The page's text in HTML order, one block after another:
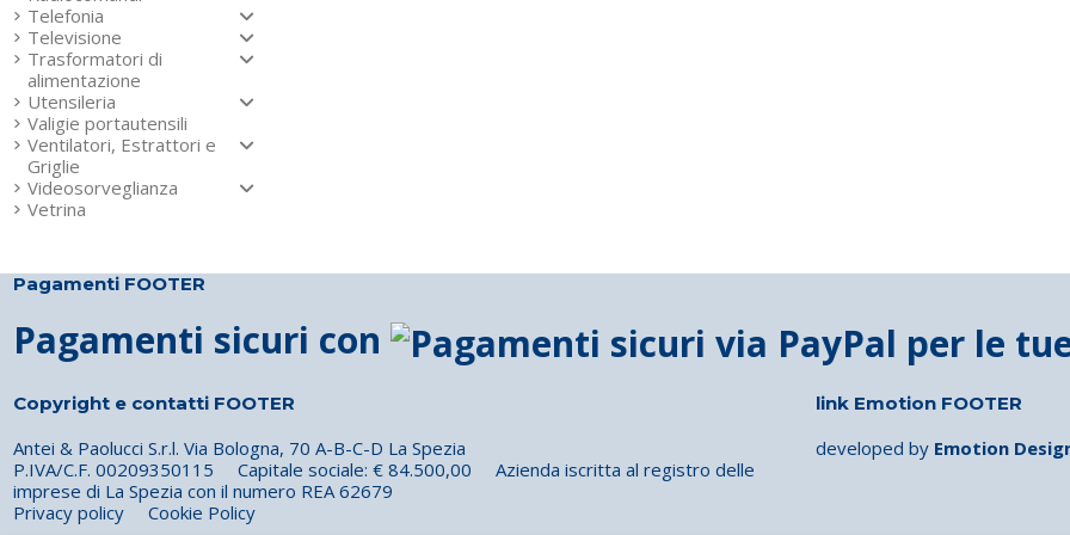
Telefonia
Televisione
Trasformatori di
alimentazione
Utensileria
Valigie portautensili
Ventilatori, Estrattori e
Griglie
Videosorveglianza
Vetrina
Pagamenti FOOTER
Pagamenti sicuri con
Copyright e contatti FOOTER
Antei & Paolucci S.r.l. Via Bologna, 70 A-B-C-D La Spezia
P.IVA/C.F. 00209350115 Capitale sociale: € 84.500,00 Azienda iscritta al registro delle
imprese di La Spezia con il numero REA 62679
Privacy policy
Cookie Policy
link Emotion FOOTER
developed by Emotion